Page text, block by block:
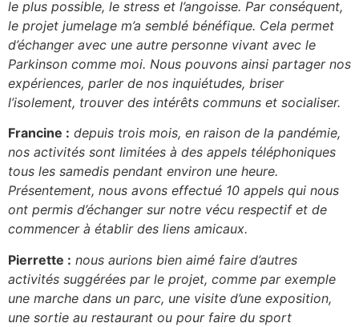
le plus possible, le stress et l’angoisse. Par conséquent,
le projet jumelage m’a semblé bénéfique. Cela permet
d’échanger avec une autre personne vivant avec le
Parkinson comme moi. Nous pouvons ainsi partager nos
expériences, parler de nos inquiétudes, briser
l’isolement, trouver des intérêts communs et socialiser.
Francine : depuis trois mois, en raison de la pandémie,
nos activités sont limitées à des appels téléphoniques
tous les samedis pendant environ une heure.
Présentement, nous avons effectué 10 appels qui nous
ont permis d’échanger sur notre vécu respectif et de
commencer à établir des liens amicaux.
Pierrette : nous aurions bien aimé faire d’autres
activités suggérées par le projet, comme par exemple
une marche dans un parc, une visite d’une exposition,
une sortie au restaurant ou pour faire du sport